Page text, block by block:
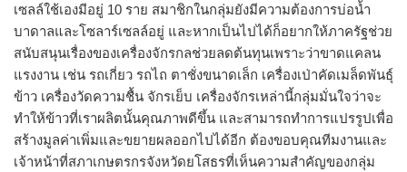
เซลล์ใช้เองมีอยู่ 10 ราย สมาชิกในกลุ่มยังมีความต้องการบ่อน้ำ
บาดาลและโซลาร์เซลล์อยู่ และหากเป็นไปได้ก็อยากให้ภาครัฐช่วย
สนับสนุนเรื่องของเครื่องจักรกลช่วยลดต้นทุนเพราะว่าขาดแคลน
แรงงาน เช่น รถเกี่ยว รถไถ ตาชั่งขนาดเล็ก เครื่องเป่าคัดเมล็ดพันธุ์
ข้าว เครื่องวัดความชื้น จักรเย็บ เครื่องจักรเหล่านี้กลุ่มมั่นใจว่าจะ
ทำให้ข้าวที่เราผลิตนั้นคุณภาพดีขึ้น และสามารถทำการแปรรูปเพื่อ
สร้างมูลค่าเพิ่มและขยายผลออกไปได้อีก ต้องขอบคุณทีมงานและ
เจ้าหน้าที่สภาเกษตรกรจังหวัดยโสธรที่เห็นความสำคัญของกลุ่ม